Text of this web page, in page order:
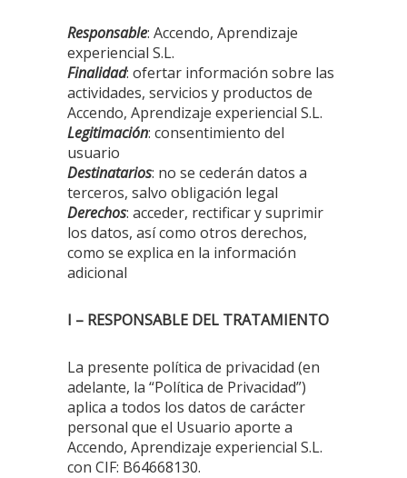
Responsable: Accendo, Aprendizaje
experiencial S.L.
Finalidad: ofertar información sobre las
actividades, servicios y productos de
Accendo, Aprendizaje experiencial S.L.
Legitimación: consentimiento del
usuario
Destinatarios: no se cederán datos a
terceros, salvo obligación legal
Derechos: acceder, rectificar y suprimir
los datos, así como otros derechos,
como se explica en la información
adicional
I – RESPONSABLE DEL TRATAMIENTO
La presente política de privacidad (en
adelante, la “Política de Privacidad”)
aplica a todos los datos de carácter
personal que el Usuario aporte a
Accendo, Aprendizaje experiencial S.L.
con CIF: B64668130.